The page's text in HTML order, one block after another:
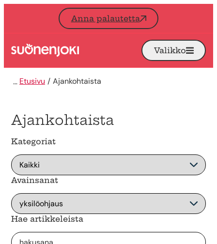
Siirry sisältöön
Anna palautetta
Etusivu Avaa
Valikko
Etusivu Ajankohtaista
Ajankohtaista
Kategoriat
Avainsanat
Hae artikkeleista